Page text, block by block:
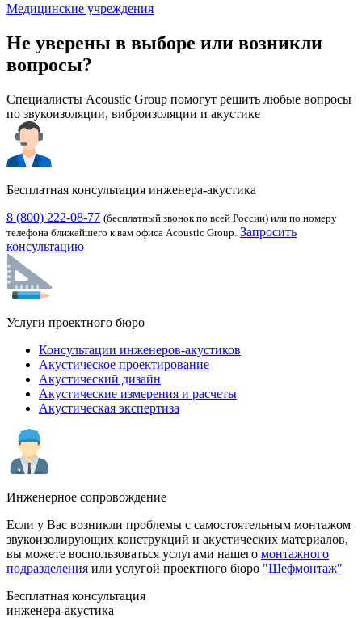
Медицинские учреждения
Не уверены в выборе или возникли
вопросы?
Специалисты Acoustic Group помогут решить любые вопросы
по звукоизоляции, виброизоляции и акустике
Бесплатная консультация инженера-акустика
8 (800) 222-08-77 (бесплатный звонок по всей России) или по номеру
телефона ближайшего к вам офиса Acoustic Group. Запросить
консультацию
Услуги проектного бюро
Консультации инженеров-акустиков
Акустическое проектирование
Акустический дизайн
Акустические измерения и расчеты
Акустическая экспертиза
Инженерное сопровождение
Если у Вас возникли проблемы с самостоятельным монтажом
звукоизолирующих конструкций и акустических материалов,
вы можете воспользоваться услугами нашего монтажного
подразделения или услугой проектного бюро "Шефмонтаж"
Бесплатная консультация
инженера-акустика